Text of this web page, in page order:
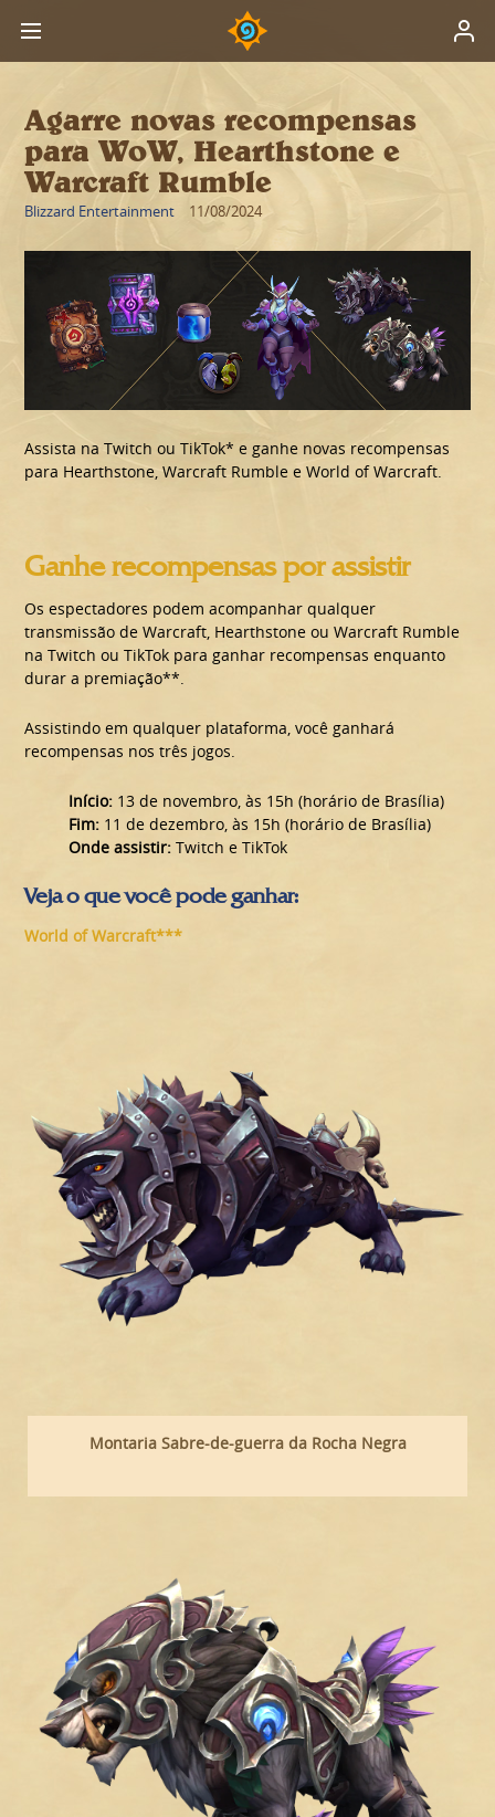
Agarre novas recompensas
para WoW, Hearthstone e
Warcraft Rumble
Blizzard Entertainment 11/08/2024
Assista na Twitch ou TikTok* e ganhe novas recompensas
para Hearthstone, Warcraft Rumble e World of Warcraft.
Ganhe recompensas por assistir
Os espectadores podem acompanhar qualquer
transmissão de Warcraft, Hearthstone ou Warcraft Rumble
na Twitch ou TikTok para ganhar recompensas enquanto
durar a premiação**.
Assistindo em qualquer plataforma, você ganhará
recompensas nos três jogos.
Início: 13 de novembro, às 15h (horário de Brasília)
Fim: 11 de dezembro, às 15h (horário de Brasília)
Onde assistir: Twitch e TikTok
Veja o que você pode ganhar:
World of Warcraft***
Montaria Sabre-de-guerra da Rocha Negra